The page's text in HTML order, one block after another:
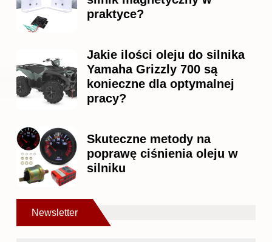
praktyce?
Jakie ilości oleju do silnika
Yamaha Grizzly 700 są
konieczne dla optymalnej
pracy?
Skuteczne metody na
poprawę ciśnienia oleju w
silniku
Newsletter